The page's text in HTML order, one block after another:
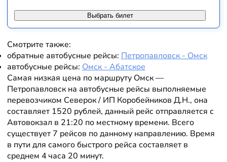
Выбрать билет
Смотрите также:
обратные автобусные рейсы: Петропавловск - Омск
автобусные рейсы: Омск - Абатское
Самая низкая цена по маршруту Омск —
Петропавловск на автобусные рейсы выполняемые
перевозчиком Северок / ИП Коробейников Д.Н., она
составляет 1520 рублей, данный рейс отправляется с
Автовокзал в 21:20 по местному времени. Всего
существует 7 рейсов по данному направлению. Время
в пути для самого быстрого рейса составляет в
среднем 4 часа 20 минут.